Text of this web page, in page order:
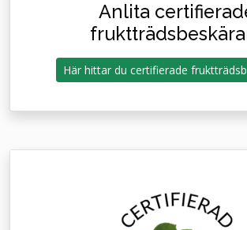
Anlita
Här hittar du certifierade